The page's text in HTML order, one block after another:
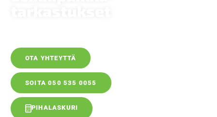
OTA YHTEYTTÄ
SOITA 050 535 0055
PIHALASKURI